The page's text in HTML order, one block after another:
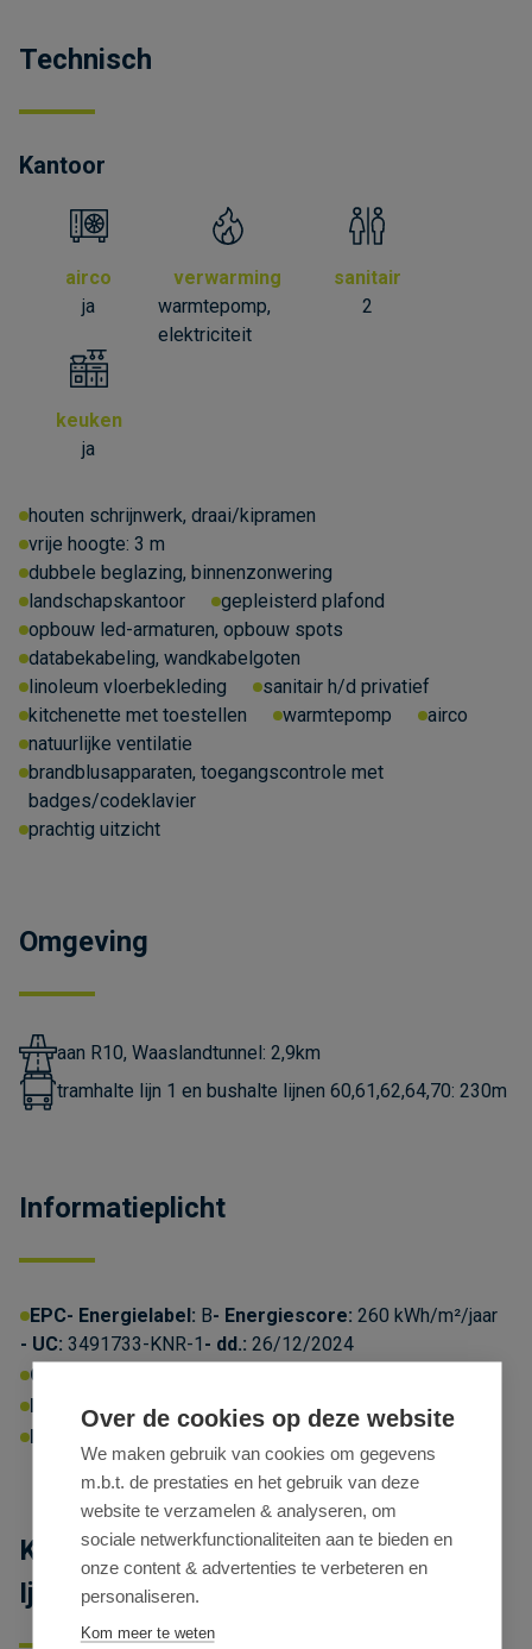
Technisch
Kantoor
airco
ja
verwarming
warmtepomp,
elektriciteit
sanitair
2
keuken
ja
houten schrijnwerk, draai/kipramen
vrije hoogte: 3 m
dubbele beglazing, binnenzonwering
landschapskantoor
gepleisterd plafond
opbouw led-armaturen, opbouw spots
databekabeling, wandkabelgoten
linoleum vloerbekleding
sanitair h/d privatief
kitchenette met toestellen
warmtepomp
airco
natuurlijke ventilatie
brandblusapparaten, toegangscontrole met
badges/codeklavier
prachtig uitzicht
Omgeving
aan R10, Waaslandtunnel: 2,9km
tramhalte lijn 1 en bushalte lijnen 60,61,62,64,70: 230m
Informatieplicht
EPC Energielabel: B Energiescore: 260 kWh/m²/jaar
UC: 3491733-KNR-1 dd.: 26/12/2024
Omgevingsvergunning:
P-score:
G-score: C
Geen afgebakende zones
Erfgoed:
Geen beschermd erfgoed
Kantoor in loftstijl te huur aan de
Ijzerlaanbrug in Antwerpen
Over de cookies op deze website
We maken gebruik van cookies om gegevens
m.b.t. de prestaties en het gebruik van deze
website te verzamelen & analyseren, om
sociale netwerkfunctionaliteiten aan te bieden en
onze content & advertenties te verbeteren en
personaliseren.
Kom meer te weten